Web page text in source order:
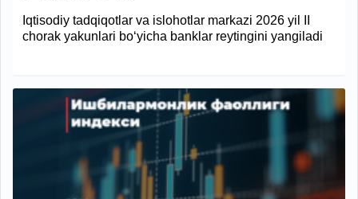
Iqtisodiy tadqiqotlar va islohotlar markazi 2026 yil II
chorak yakunlari bo‘yicha banklar reytingini yangiladi